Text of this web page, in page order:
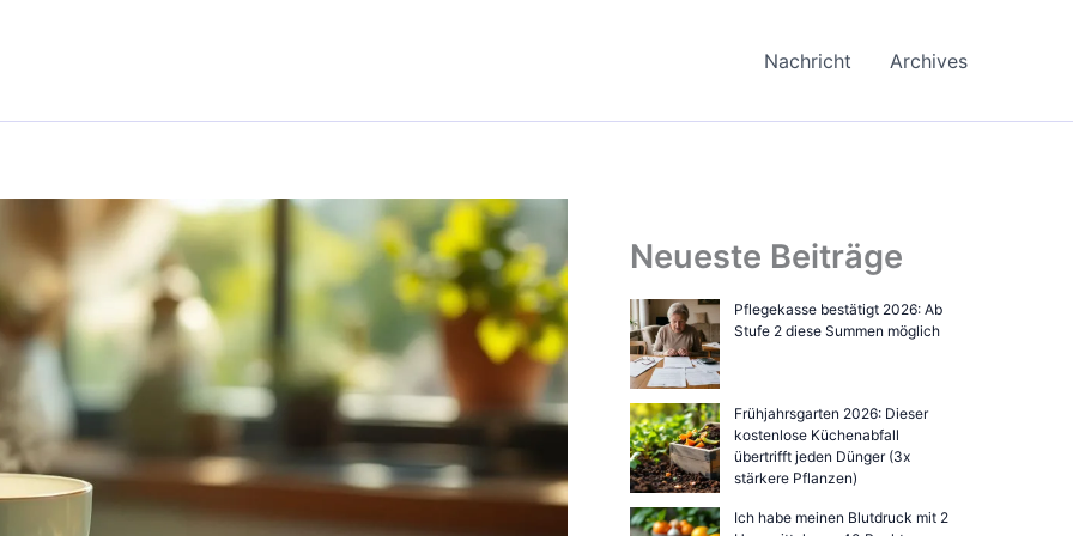
Nachricht Archives
Neueste Beiträge
Pflegekasse bestätigt 2026: Ab
Stufe 2 diese Summen möglich
Frühjahrsgarten 2026: Dieser
kostenlose Küchenabfall
übertrifft jeden Dünger (3x
stärkere Pflanzen)
Ich habe meinen Blutdruck mit 2